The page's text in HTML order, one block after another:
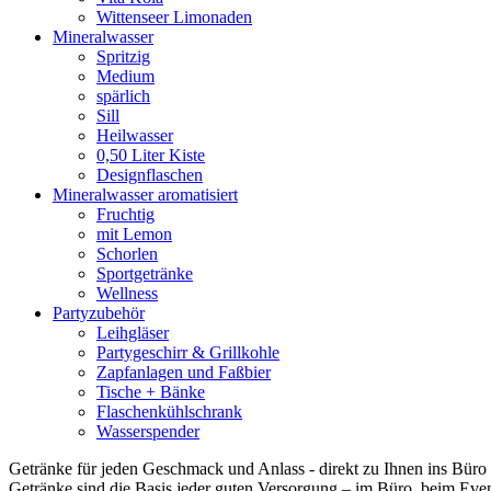
Wittenseer Limonaden
Mineralwasser
Spritzig
Medium
spärlich
Sill
Heilwasser
0,50 Liter Kiste
Designflaschen
Mineralwasser aromatisiert
Fruchtig
mit Lemon
Schorlen
Sportgetränke
Wellness
Partyzubehör
Leihgläser
Partygeschirr & Grillkohle
Zapfanlagen und Faßbier
Tische + Bänke
Flaschenkühlschrank
Wasserspender
Getränke für jeden Geschmack und Anlass - direkt zu Ihnen ins Büro